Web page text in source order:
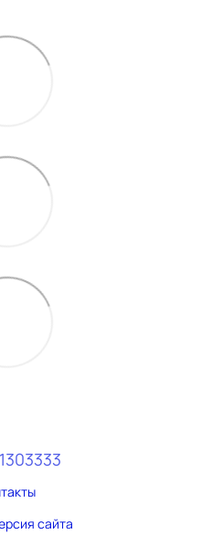
сайта